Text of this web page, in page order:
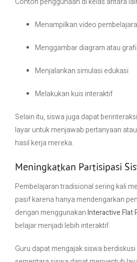
Menampilkan video
Menggambar diagram atau
Menjalankan simulasi edukasi
Melakukan kuis interaktif
Selain itu, siswa juga dapat
layar untuk menjawab pertanyaan
hasil kerja mereka.
Meningkatkan Partisipasi
Pembelajaran tradisional sering kali
pasif karena hanya mendengarkan
dengan menggunakanInteractive Flat
belajar menjadi lebih interaktif.
Guru dapat mengajak siswa